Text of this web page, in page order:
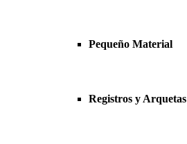
Pequeño Material
Registros y Arquetas